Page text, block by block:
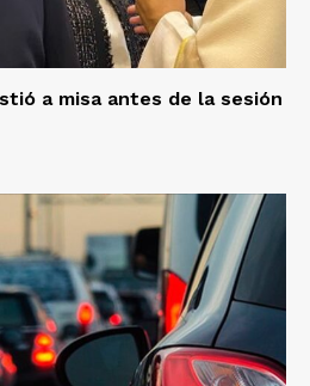
a misa antes de la sesión